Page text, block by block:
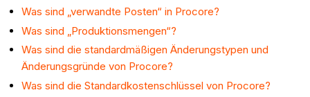
Was sind „verwandte Posten“ in Procore?
Was sind „Produktionsmengen“?
Was sind die standardmäßigen Änderungstypen und
Änderungsgründe von Procore?
Was sind die Standardkostenschlüssel von Procore?